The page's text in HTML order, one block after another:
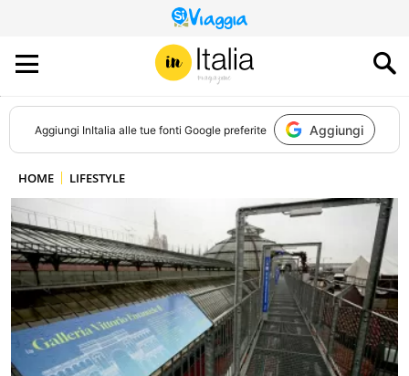
QUESTO
SITO
CONTRIBUISCE
ALL’AUDIENCE
DI
Aggiungi InItalia alle tue fonti Google preferite Aggiungi
HOME LIFESTYLE